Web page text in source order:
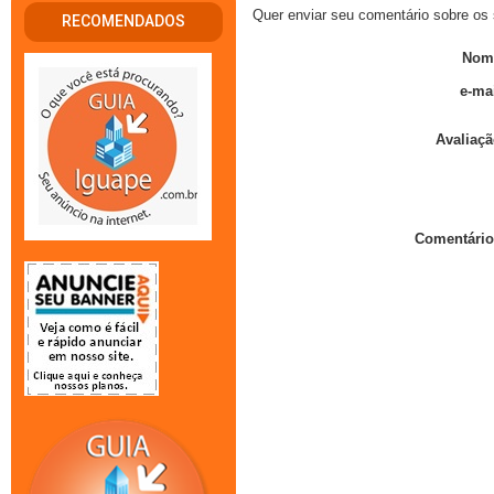
RECOMENDADOS Quer enviar seu comentário sobre
e-